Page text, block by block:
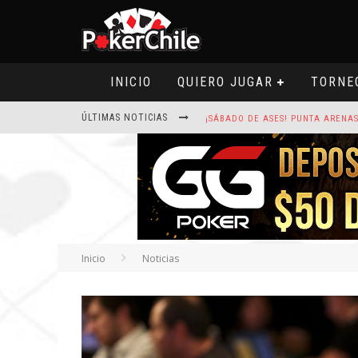
INICIO QUIERO JUGAR
ÚLTIMAS NOTICIAS
ROAD TO CLSOP PUERTO PLATA,
Inicio Noticias